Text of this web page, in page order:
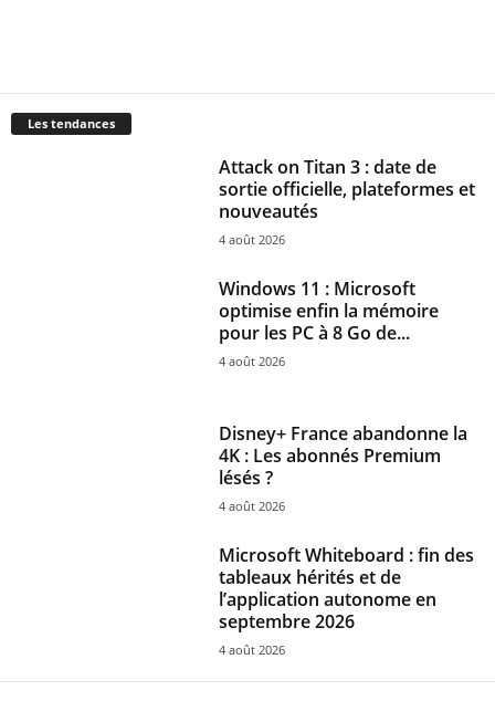
Les tendances
Attack on Titan 3 : date de
sortie officielle, plateformes et
nouveautés
4 août 2026
Windows 11 : Microsoft
optimise enfin la mémoire
pour les PC à 8 Go de...
4 août 2026
Disney+ France abandonne la
4K : Les abonnés Premium
lésés ?
4 août 2026
Microsoft Whiteboard : fin des
tableaux hérités et de
l’application autonome en
septembre 2026
4 août 2026